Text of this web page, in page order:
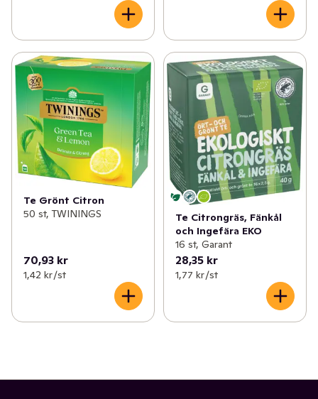
Te Grönt Citron
50 st, TWININGS
70,93 kr
1,42 kr /st
Te Citrongräs, Fänkål
och Ingefära EKO
16 st, Garant
28,35 kr
1,77 kr /st